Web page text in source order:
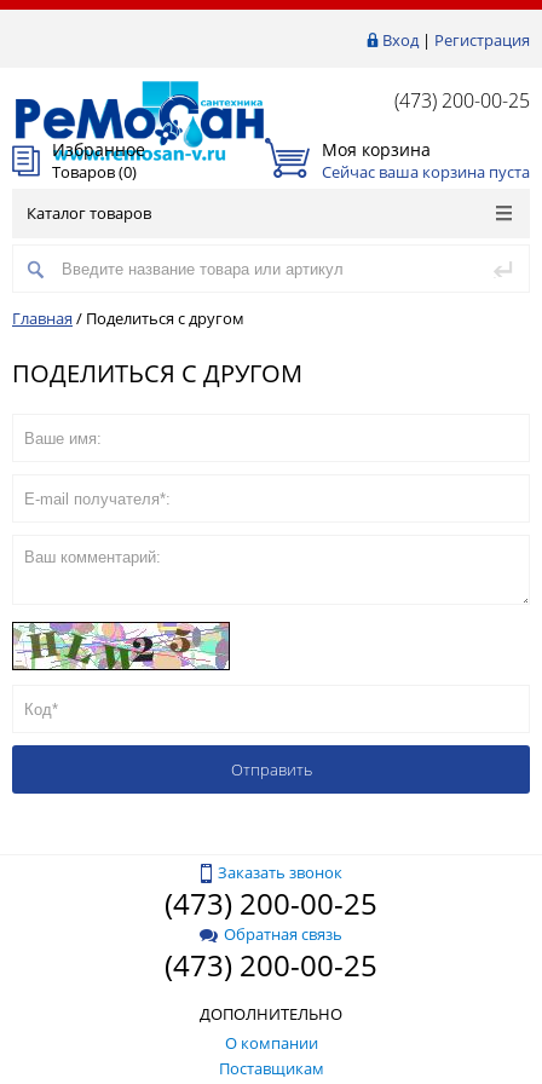
Вход| Регистрация
(473) 200-00-25
Избранное
Товаров (0)
Моя корзина
Сейчас ваша корзина пуста
Каталог товаров
Главная / Поделиться с другом
ПОДЕЛИТЬСЯ С ДРУГОМ
Заказать звонок
(473) 200-00-25
Обратная связь
(473) 200-00-25
ДОПОЛНИТЕЛЬНО
О компании
Поставщикам